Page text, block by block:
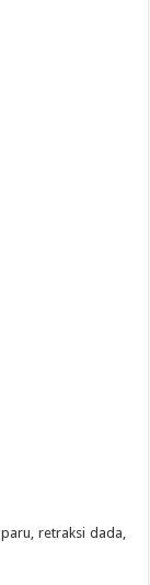
retraksi dada,